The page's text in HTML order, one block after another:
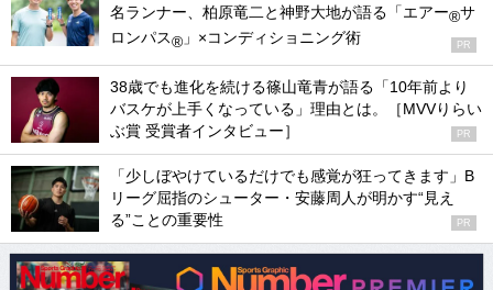
名ランナー、柏原竜二と神野大地が語る「エアー®サ
ロンパス® 」×コンディショニング術 PR
38歳でも進化を続ける篠山竜青が語る「10年前より
バスケが上手くなっている」理由とは。［MVVりらい
ぶ賞 受賞者インタビュー］
PR
「少しぼやけているだけでも感覚が狂ってきます」B
リーグ屈指のシューター・安藤周人が明かす“見え
る”ことの重要性
PR